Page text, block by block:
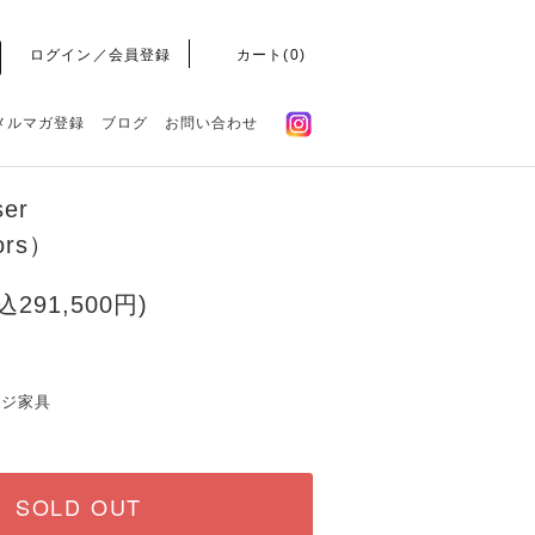
ログイン／会員登録 カート(0)
ルマガ登録 ブログ お問い合わせ
）
291,500円)
家具
SOLD OUT